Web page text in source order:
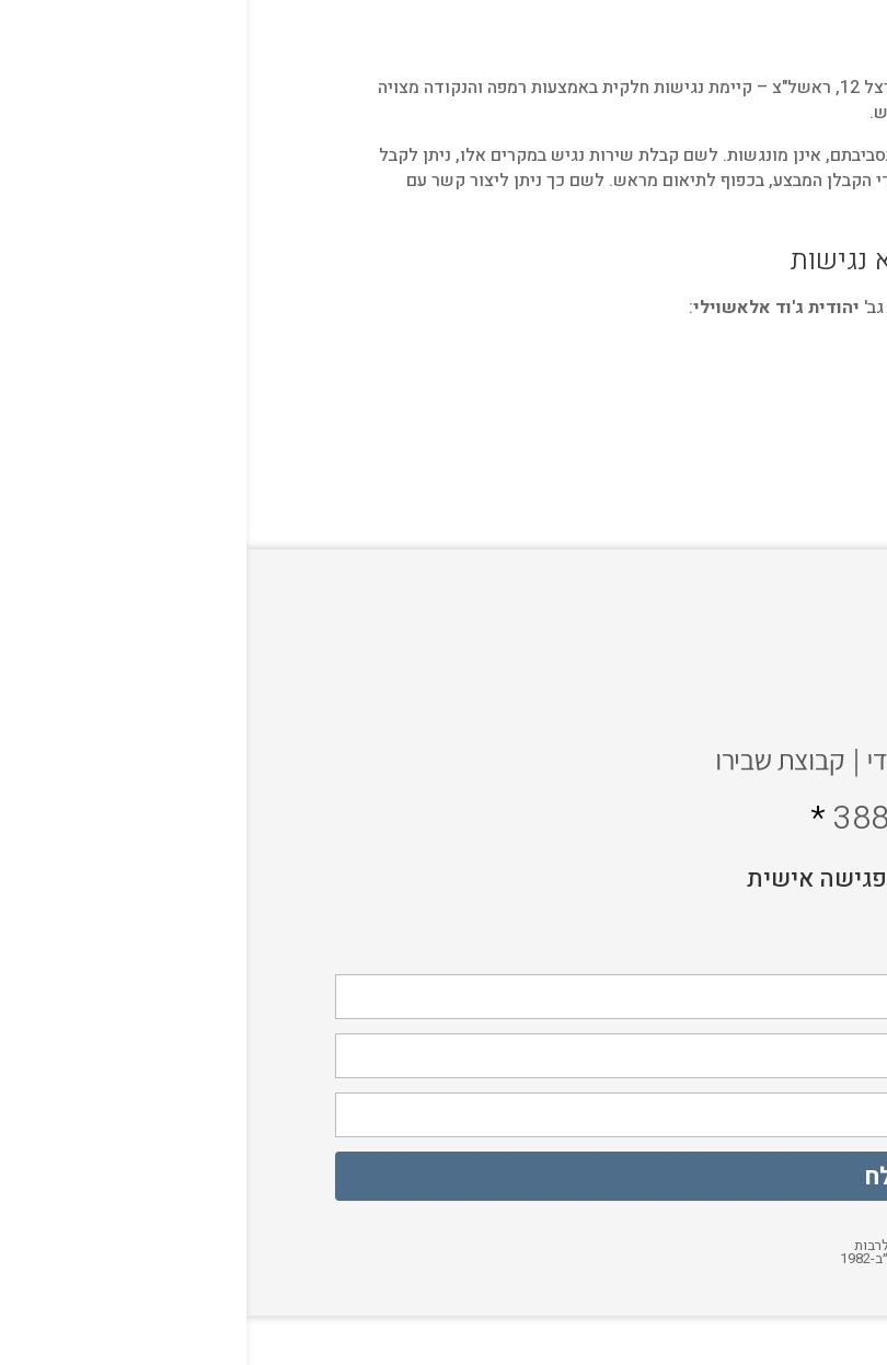
בנקודת המכירה של פרויקט IFAMILY באר יעקב – המצויה ברח' הרצל 12, ראשל"צ – קיימת נגישות חלקית באמצעות רמפה והנקודה מצויה
אינן מונגשות. לשם קבלת שירות נגיש במקרים אלו, ניתן לקבל
הקבלן המבצע, בכפוף לתיאום מראש. לשם כך ניתן ליצור קשר עם
נגישות
יהודית ג'וד אלאשוילי:
*
אישית
בדוא״ל, מסרונים ו/או באמצעי תקשורת אחרים, בהתאם לחוק התקשורת (בזק ושידורים), תשמ״ב-1982